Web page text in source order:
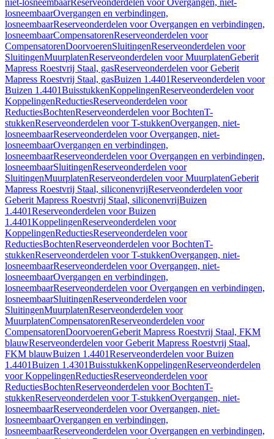
niet-losneembaarReserveonderdelen voor Overgangen, niet-
losneembaarOvergangen en verbindingen,
losneembaarReserveonderdelen voor Overgangen en verbindingen,
losneembaarCompensatorenReserveonderdelen voor
CompensatorenDoorvoerenSluitingenReserveonderdelen voor
SluitingenMuurplatenReserveonderdelen voor MuurplatenGeberit
Mapress Roestvrij Staal, gasReserveonderdelen voor Geberit
Mapress Roestvrij Staal, gasBuizen 1.4401Reserveonderdelen voor
Buizen 1.4401BuisstukkenKoppelingenReserveonderdelen voor
KoppelingenReductiesReserveonderdelen voor
ReductiesBochtenReserveonderdelen voor BochtenT-
stukkenReserveonderdelen voor T-stukkenOvergangen, niet-
losneembaarReserveonderdelen voor Overgangen, niet-
losneembaarOvergangen en verbindingen,
losneembaarReserveonderdelen voor Overgangen en verbindingen,
losneembaarSluitingenReserveonderdelen voor
SluitingenMuurplatenReserveonderdelen voor MuurplatenGeberit
Mapress Roestvrij Staal, siliconenvrijReserveonderdelen voor
Geberit Mapress Roestvrij Staal, siliconenvrijBuizen
1.4401Reserveonderdelen voor Buizen
1.4401KoppelingenReserveonderdelen voor
KoppelingenReductiesReserveonderdelen voor
ReductiesBochtenReserveonderdelen voor BochtenT-
stukkenReserveonderdelen voor T-stukkenOvergangen, niet-
losneembaarReserveonderdelen voor Overgangen, niet-
losneembaarOvergangen en verbindingen,
losneembaarReserveonderdelen voor Overgangen en verbindingen,
losneembaarSluitingenReserveonderdelen voor
SluitingenMuurplatenReserveonderdelen voor
MuurplatenCompensatorenReserveonderdelen voor
CompensatorenDoorvoerenGeberit Mapress Roestvrij Staal, FKM
blauwReserveonderdelen voor Geberit Mapress Roestvrij Staal,
FKM blauwBuizen 1.4401Reserveonderdelen voor Buizen
1.4401Buizen 1.4301BuisstukkenKoppelingenReserveonderdelen
voor KoppelingenReductiesReserveonderdelen voor
ReductiesBochtenReserveonderdelen voor BochtenT-
stukkenReserveonderdelen voor T-stukkenOvergangen, niet-
losneembaarReserveonderdelen voor Overgangen, niet-
losneembaarOvergangen en verbindingen,
losneembaarReserveonderdelen voor Overgangen en verbindingen,